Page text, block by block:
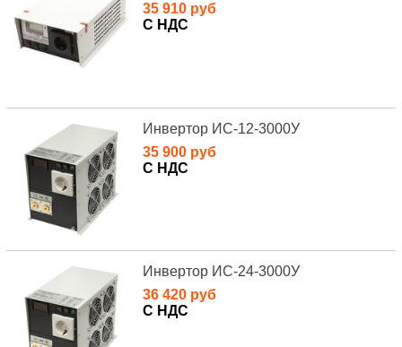
35 910 руб
С НДС
Инвертор ИС-12-3000У
35 900 руб
С НДС
Инвертор ИС-24-3000У
36 420 руб
С НДС